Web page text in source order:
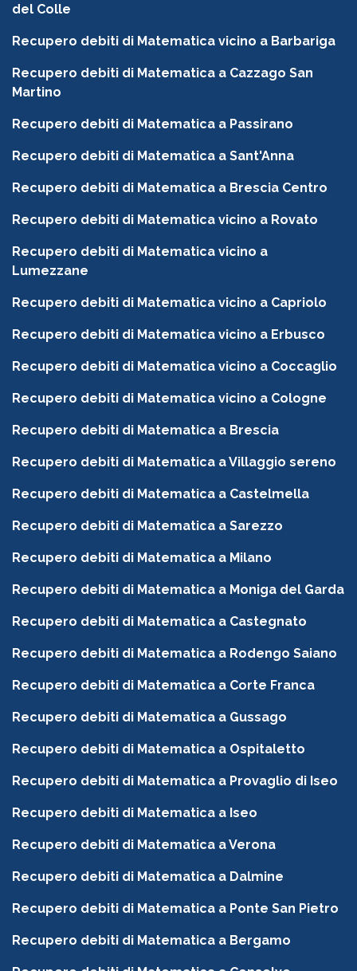
del Colle
Recupero debiti di Matematica vicino a Barbariga
Recupero debiti di Matematica a Cazzago San
Martino
Recupero debiti di Matematica a Passirano
Recupero debiti di Matematica a Sant'Anna
Recupero debiti di Matematica a Brescia Centro
Recupero debiti di Matematica vicino a Rovato
Recupero debiti di Matematica vicino a
Lumezzane
Recupero debiti di Matematica vicino a Capriolo
Recupero debiti di Matematica vicino a Erbusco
Recupero debiti di Matematica vicino a Coccaglio
Recupero debiti di Matematica vicino a Cologne
Recupero debiti di Matematica a Brescia
Recupero debiti di Matematica a Villaggio sereno
Recupero debiti di Matematica a Castelmella
Recupero debiti di Matematica a Sarezzo
Recupero debiti di Matematica a Milano
Recupero debiti di Matematica a Moniga del Garda
Recupero debiti di Matematica a Castegnato
Recupero debiti di Matematica a Rodengo Saiano
Recupero debiti di Matematica a Corte Franca
Recupero debiti di Matematica a Gussago
Recupero debiti di Matematica a Ospitaletto
Recupero debiti di Matematica a Provaglio di Iseo
Recupero debiti di Matematica a Iseo
Recupero debiti di Matematica a Verona
Recupero debiti di Matematica a Dalmine
Recupero debiti di Matematica a Ponte San Pietro
Recupero debiti di Matematica a Bergamo